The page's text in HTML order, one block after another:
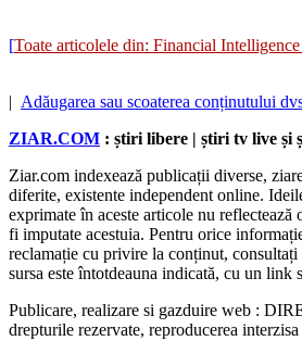
[Toate articolele din: Financial
| Adăugarea sau scoaterea conținutului
ZIAR.COM : știri libere | știri tv live și
Ziar.com indexează publicații diverse,
diferite, existente independent online.
exprimate în aceste articole nu
fi imputate acestuia. Pentru orice
reclamație cu privire la conținut,
sursa este întotdeauna indicată, cu un link
Publicare, realizare si gazduire web :
drepturile rezervate, reproducerea